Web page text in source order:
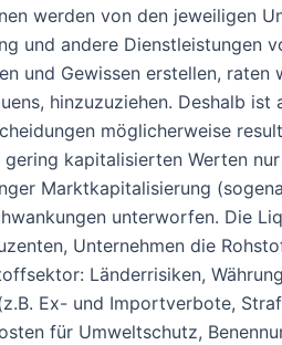
werden von den jeweiligen
und andere Dienstleistungen
und Gewissen erstellen,
hinzuzuziehen. Deshalb
möglicherweise
kapitalisierten Werten
Marktkapitalisierung
unterworfen. Die
Unternehmen die
Länderrisiken,
Ex- und Importverbote,
für Umweltschutz,